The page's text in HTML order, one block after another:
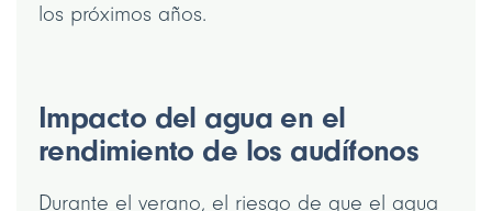
los próximos años.
Impacto del agua en el
rendimiento de los audífonos
Durante el verano, el riesgo de que el agua